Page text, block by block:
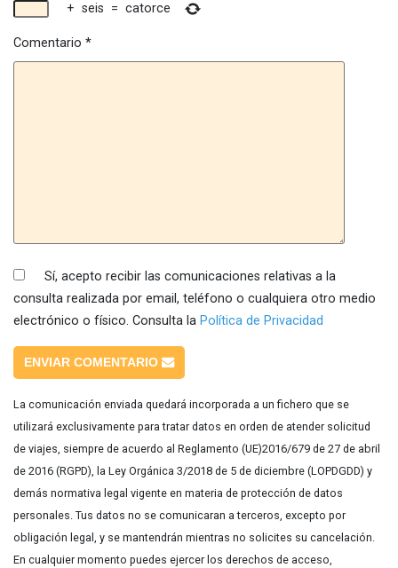
+ seis = catorce
Comentario *
Sí, acepto recibir las comunicaciones relativas a la
consulta realizada por email, teléfono o cualquiera otro medio
electrónico o físico. Consulta la Política de Privacidad
ENVIAR COMENTARIO
La comunicación enviada quedará incorporada a un fichero que se
utilizará exclusivamente para tratar datos en orden de atender solicitud
de viajes, siempre de acuerdo al Reglamento (UE)2016/679 de 27 de abril
de 2016 (RGPD), la Ley Orgánica 3/2018 de 5 de diciembre (LOPDGDD) y
demás normativa legal vigente en materia de protección de datos
personales. Tus datos no se comunicaran a terceros, excepto por
obligación legal, y se mantendrán mientras no solicites su cancelación.
En cualquier momento puedes ejercer los derechos de acceso,